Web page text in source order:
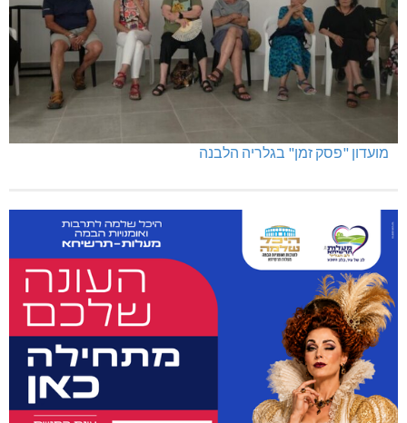
מועדון "פסק זמן" בגלריה הלבנה